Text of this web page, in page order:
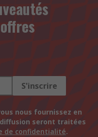
S'inscrire
nous fournissez en
seront traitées
de confidentialité.